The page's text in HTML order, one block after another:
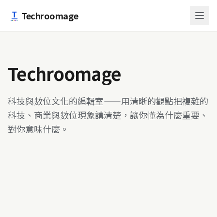
Techroomage
Techroomage
科技與數位文化的編輯室——用清晰的觀點把複雜的
科技、商業與數位現象講清楚，讓你懂為什麼重要、
對你意味什麼。